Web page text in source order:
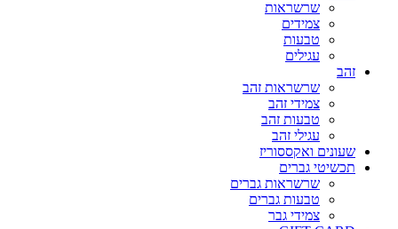
שרשראות
צמידים
טבעות
עגילים
זהב
שרשראות זהב
צמידי זהב
טבעות זהב
עגילי זהב
שעונים ואקססוריז
תכשיטי גברים
שרשראות גברים
טבעות גברים
צמידי גבר